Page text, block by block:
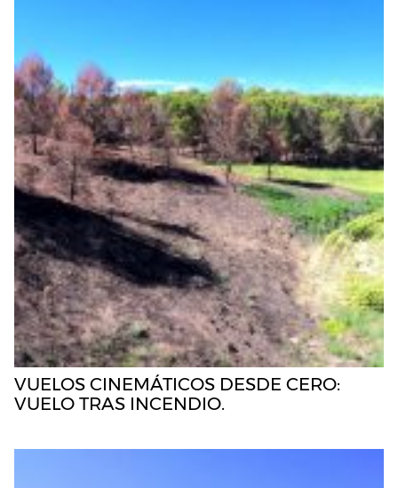
VUELOS CINEMÁTICOS DESDE CERO:
VUELO TRAS INCENDIO.